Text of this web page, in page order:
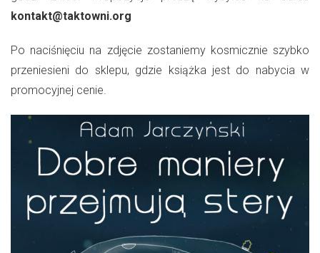
kontakt@taktowni.org
Po naciśnięciu na zdjęcie zostaniemy kosmicznie szybko
przeniesieni do sklepu, gdzie książka jest do nabycia w
promocyjnej cenie.